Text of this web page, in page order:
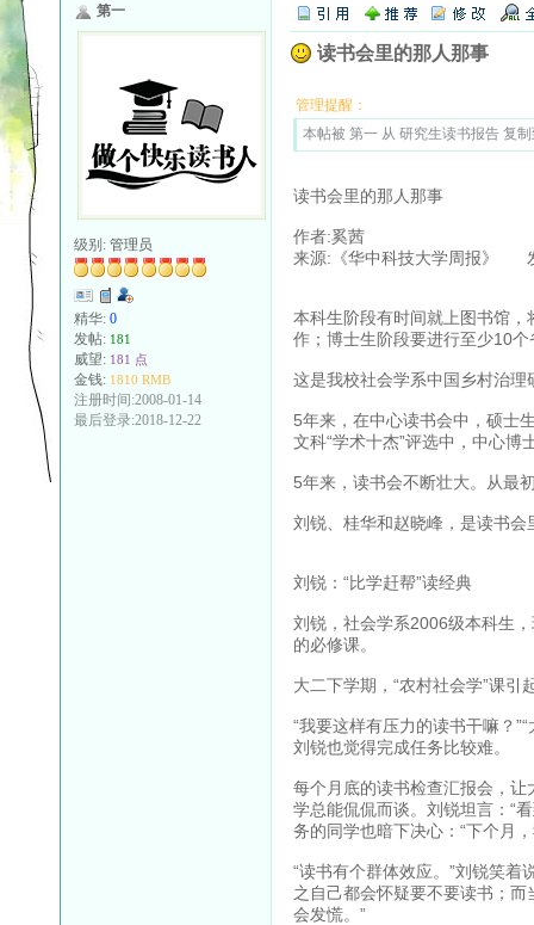
第一
级别: 管理员
精华: 0
发帖: 181
威望: 181 点
金钱: 1810 RMB
注册时间:2008-01-14
最后登录:2018-12-22
读书会里的那人那事
管理提醒：
本帖被 第一 从 研究生读书报告 复
读书会里的那人那事
作者:奚茜
来源:《华中科技大学周报》
本科生阶段有时间就上图书馆
作；博士生阶段要进行至少10
这是我校社会学系中国乡村治理
5年来，在中心读书会中，硕士
文科“学术十杰”评选中，中心
5年来，读书会不断壮大。从最
刘锐、桂华和赵晓峰，是读书
刘锐：“比学赶帮”读经典
刘锐，社会学系2006级本科生
的必修课。
大二下学期，“农村社会学”课
“我要这样有压力的读书干嘛？
刘锐也觉得完成任务比较难。
每个月底的读书检查汇报会，让
学总能侃侃而谈。刘锐坦言：“
务的同学也暗下决心：“下个月
“读书有个群体效应。”刘锐笑
之自己都会怀疑要不要读书；
会发慌。”